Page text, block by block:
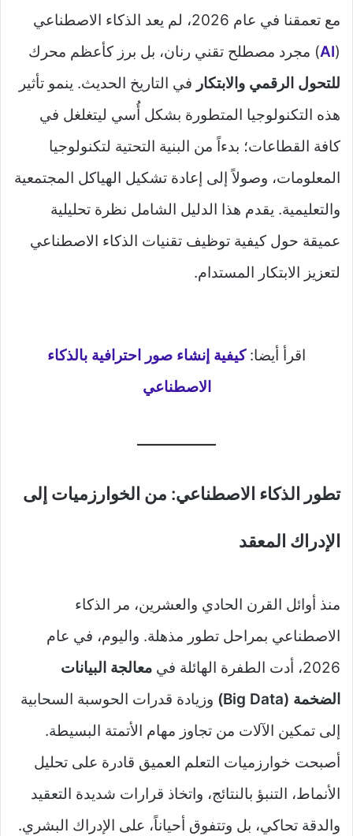
مع تعمقنا في عام 2026، لم يعد الذكاء الاصطناعي
(
AI) مجرد مصطلح تقني رنان، بل برز كأعظم محرك
للتحول الرقمي والابتكار في التاريخ الحديث. ينمو تأثير
هذه التكنولوجيا المتطورة بشكل أُسي ليتغلغل في
كافة القطاعات؛ بدءاً من البنية التحتية لتكنولوجيا
المعلومات، وصولاً إلى إعادة تشكيل الهياكل المجتمعية
والتعليمية. يقدم هذا الدليل الشامل نظرة تحليلية
عميقة حول كيفية توظيف تقنيات الذكاء الاصطناعي
لتعزيز الابتكار المستدام.
اقرأ أيضا:كيفية إنشاء صور احترافية بالذكاء
الاصطناعي
تطور الذكاء الاصطناعي: من الخوارزميات إلى
الإدراك المعقد
منذ أوائل القرن الحادي والعشرين، مر الذكاء
الاصطناعي بمراحل تطور مذهلة. واليوم، في عام
2026، أدت الطفرة الهائلة في
معالجة البيانات
الضخمة (Big Data)
وزيادة قدرات الحوسبة السحابية
إلى تمكين الآلات من تجاوز مهام الأتمتة البسيطة.
أصبحت خوارزميات التعلم العميق قادرة على تحليل
الأنماط، التنبؤ بالنتائج، واتخاذ قرارات شديدة التعقيد
والدقة تحاكي، بل وتتفوق أحياناً، على الإدراك البشري.